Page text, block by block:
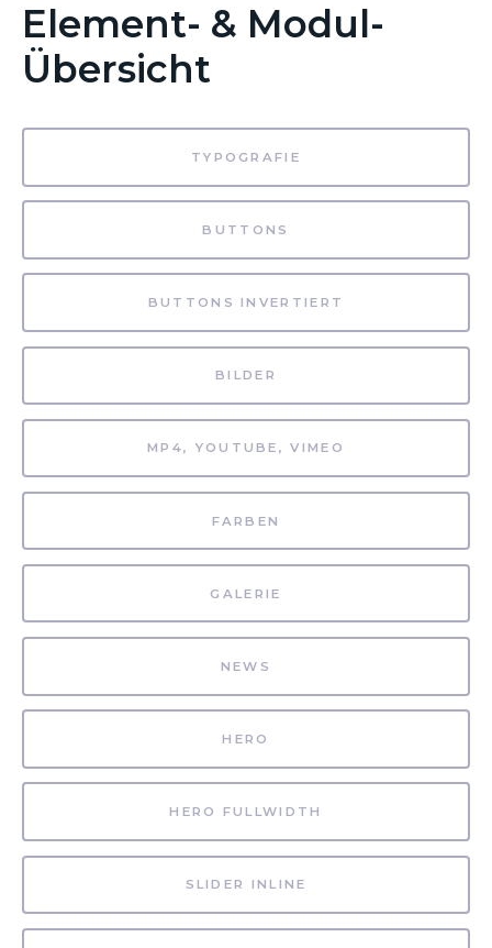
Element- & Modul-
Übersicht
TYPOGRAFIE
BUTTONS
BUTTONS INVERTIERT
BILDER
MP4, YOUTUBE, VIMEO
FARBEN
GALERIE
NEWS
HERO
HERO FULLWIDTH
SLIDER INLINE